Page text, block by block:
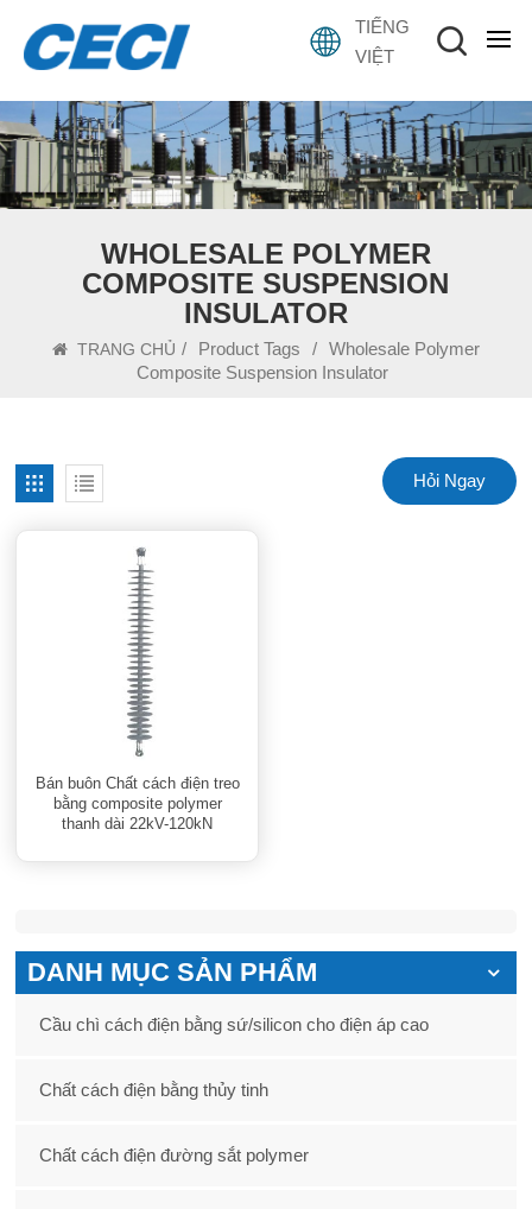
TIẾNG
VIỆT
WHOLESALE POLYMER
COMPOSITE SUSPENSION
INSULATOR
TRANG CHỦ / Product Tags / Wholesale Polymer
Composite Suspension Insulator
Hỏi Ngay
Bán buôn Chất cách điện treo
bằng composite polymer
thanh dài 22kV-120kN
DANH MỤC SẢN PHẨM
Cầu chì cách điện bằng sứ/silicon cho điện áp cao
Chất cách điện bằng thủy tinh
Chất cách điện đường sắt polymer